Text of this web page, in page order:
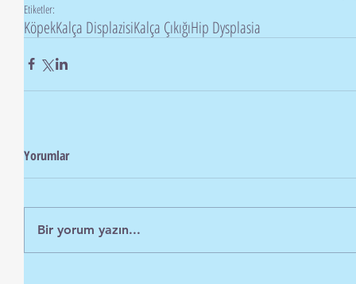
Etiketler:
KöpekKalça DisplazisiKalça ÇıkığıHip Dysplasia
Yorumlar
Bir yorum yazın...